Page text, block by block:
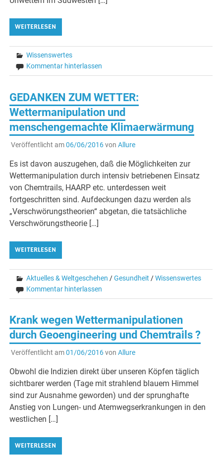
WEITERLESEN
Wissenswertes
Kommentar hinterlassen
GEDANKEN ZUM WETTER:
Wettermanipulation und
menschengemachte Klimaerwärmung
Veröffentlicht am06/06/2016von Allure
Es ist davon auszugehen, daß die Möglichkeiten zur
Wettermanipulation durch intensiv betriebenen Einsatz
von Chemtrails, HAARP etc. unterdessen weit
fortgeschritten sind. Aufdeckungen dazu werden als
„Verschwörungstheorien“ abgetan, die tatsächliche
Verschwörungstheorie […]
WEITERLESEN
Aktuelles & Weltgeschehen /Gesundheit /Wissenswertes
Kommentar hinterlassen
Krank wegen Wettermanipulationen
durch Geoengineering und Chemtrails ?
Veröffentlicht am01/06/2016von Allure
Obwohl die Indizien direkt über unseren Köpfen täglich
sichtbarer werden (Tage mit strahlend blauem Himmel
sind zur Ausnahme geworden) und der sprunghafte
Anstieg von Lungen- und Atemwegserkrankungen in den
westlichen […]
WEITERLESEN